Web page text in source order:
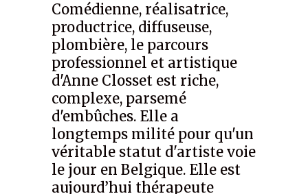
Comédienne, réalisatrice,
productrice, diffuseuse,
plombière, le parcours
professionnel et artistique
d'Anne Closset est riche,
complexe, parsemé
d'embûches. Elle a
longtemps milité pour qu'un
véritable statut d'artiste voie
le jour en Belgique. Elle est
aujourd’hui thérapeute